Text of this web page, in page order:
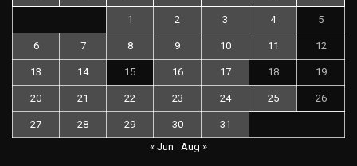
1 2 3 4 5
6 7 8 9 10 11 12
13 14 15 16 17 18 19
20 21 22 23 24 25 26
27 28 29 30
31
« Jun
Aug »